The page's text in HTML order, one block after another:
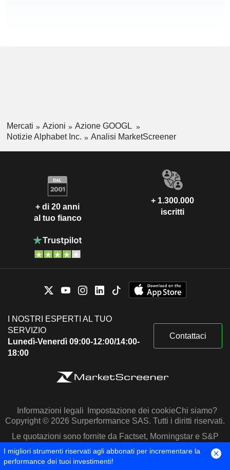
Mercati Azioni
Azione GOOGL
Notizie Alphabet Inc.
Analisi MarketScreener
+ di 20 anni
al tuo fianco
+ 1.300.000
iscritti
I NOSTRI ESPERTI AL TUO
SERVIZIO
Lunedì-Venerdì 09:00-12:00/14:00-
18:00
Contattaci
Informazioni legali Impostazione dei cookieChi siamo?
Copyright © 2026 Surperformance SAS. Tutti i diritti riservati.
Le quotazioni sono fornite da Factset, Morningstar e S&P
Capital IQ
I migliori strumenti riservati agli abbonati per incrementare la
performance dei tuoi investimenti!